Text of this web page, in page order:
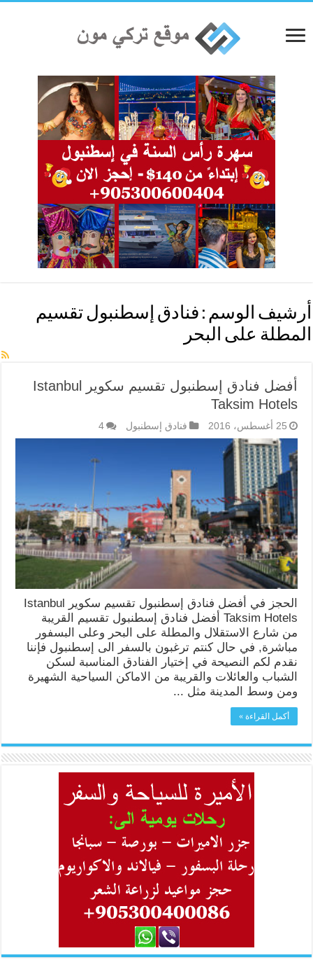
أرشيف الوسم : فنادق إسطنبول تقسيم
المطلة على البحر
أفضل فنادق إسطنبول تقسيم سكوير Istanbul
Taksim Hotels
25 أغسطس، 2016 فنادق إسطنبول 4
الحجز في أفضل فنادق إسطنبول تقسيم سكوير Istanbul
Taksim Hotels أفضل فنادق إسطنبول تقسيم القريبة
من شارع الاستقلال والمطلة على البحر وعلى البسفور
مباشرة, في حال كنتم ترغبون بالسفر الى إسطنبول فإننا
نقدم لكم النصيحة في إختيار الفنادق المناسبة لسكن
الشباب والعائلات والقريبة من الاماكن السياحية الشهيرة
ومن وسط المدينة مثل ...
أكمل القراءة »